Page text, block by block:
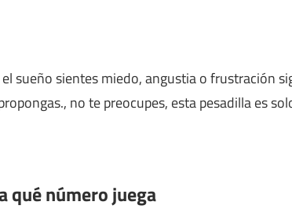
sueño sientes miedo, angustia o frustración
no te preocupes, esta pesadilla es
qué número juega